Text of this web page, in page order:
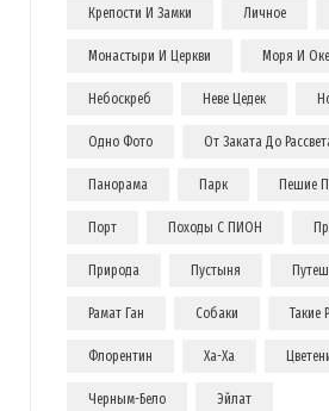
Крепости И Замки Личное
Монастыри И Церкви Моря И
Небоскреб Неве Цедек
Одно Фото От Заката До
Панорама Парк Пешие
Порт Походы С ПИОН
Природа Пустыня
Рамат Ган Собаки Такие
Флорентин Ха-Ха
Черным-Бело Эйлат